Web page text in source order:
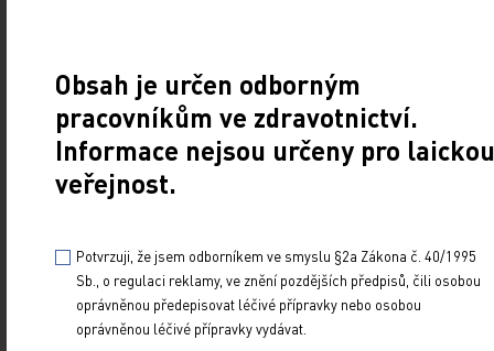
jejich vstupu do jater. Centrální inzulinová
rezistence vede ke snížené produkci glykogenu v
játrech, zvyšuje glukoneogenezi, omezujeb
oxidaci, a vede tak ke snížené utilizaci volných
mastných kyselin a stimulaci
triglyceridů v hepatocytech [18]. Steatóza
hepatocytů prohlubuje inzulinovou rezistenci.
Volné mastné kyseliny aktivují kinázy (též IKK-
Obsah je určen odborným
pracovníkům ve zdravotnictví.
Informace nejsou určeny pro laickou
veřejnost.
Potvrzuji, že jsem odborníkem ve smyslu §2a Zákona č. 40/1995
Sb., o regulaci reklamy, ve znění pozdějších předpisů, čili osobou
oprávněnou předepisovat léčivé přípravky nebo osobou
oprávněnou léčivé přípravky vydávat.